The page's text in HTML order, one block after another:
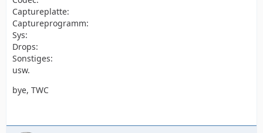
Captureplatte:
Captureprogramm:
Sys:
Drops:
Sonstiges:
usw.
bye, TWC